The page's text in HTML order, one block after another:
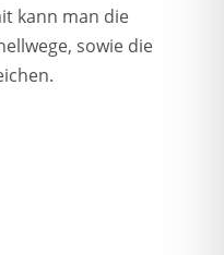
kann man die
sowie die